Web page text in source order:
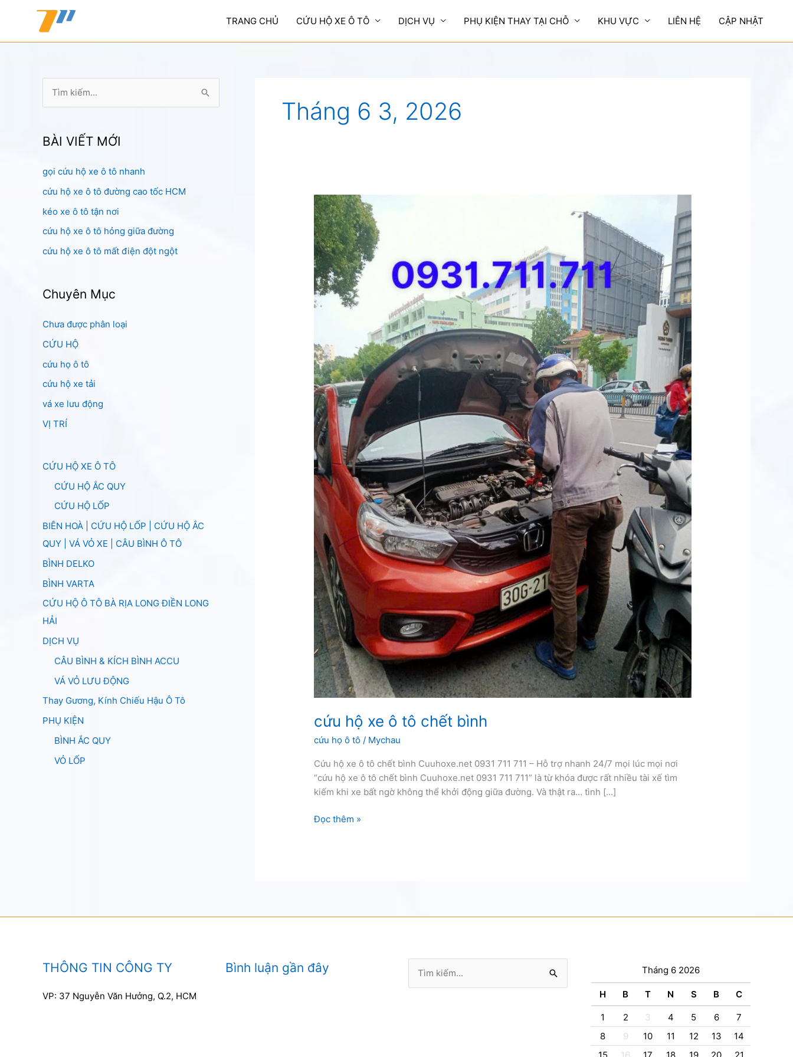
TRANG CHỦ CỨU HỘ XE Ô TÔ DỊCH VỤ PHỤ KIỆN THAY TẠI CHỖ KHU VỰC LIÊN HỆ CẬP NHẬT
k
ế
m
:
BÀI VIẾT MỚI
gọi cứu hộ xe ô tô nhanh
cứu hộ xe ô tô đường cao tốc HCM
kéo xe ô tô tận nơi
cứu hộ xe ô tô hỏng giữa đường
cứu hộ xe ô tô mất điện đột ngột
Chuyên Mục
Chưa được phân loại
CỨU HỘ
cứu họ ô tô
cứu hộ xe tải
vá xe lưu động
VỊ TRÍ
CỨU HỘ XE Ô TÔ
CỨU HỘ ẮC QUY
CỨU HỘ LỐP
BIÊN HOÀ | CỨU HỘ LỐP | CỨU HỘ ẮC
QUY | VÁ VỎ XE | CÂU BÌNH Ô TÔ
BÌNH DELKO
BÌNH VARTA
CỨU HỘ Ô TÔ BÀ RỊA LONG ĐIỀN LONG
HẢI
DỊCH VỤ
CÂU BÌNH & KÍCH BÌNH ACCU
VÁ VỎ LƯU ĐỘNG
Thay Gương, Kính Chiếu Hậu Ô Tô
PHỤ KIỆN
BÌNH ẮC QUY
VỎ LỐP
Tháng 6 3, 2026
cứu hộ xe ô tô chết bình
cứu họ ô tô / Mychau
Cứu hộ xe ô tô chết bình Cuuhoxe.net 0931 711 711 – Hỗ trợ nhanh 24/7 mọi lúc mọi nơi
“cứu hộ xe ô tô chết bình Cuuhoxe.net 0931 711 711” là từ khóa được rất nhiều tài xế tìm
kiếm khi xe bất ngờ không thể khởi động giữa đường. Và thật ra… tình […]
cứu
Đọc thêm »
THÔNG TIN CÔNG TY
VP: 37 Nguyễn Văn Hưởng, Q.2, HCM
Bình luận gần đây
kiếm:
Tháng 6 2026
H B T N S B C
1 2 3 4 5 6
7
8
9 10 11 12 13
14
15
16 17 18 19 20 21